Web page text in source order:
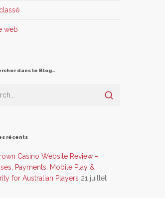
web
dans le Blog…
récents
Casino Website Review –
Payments, Mobile Play &
for Australian Players 21 juillet